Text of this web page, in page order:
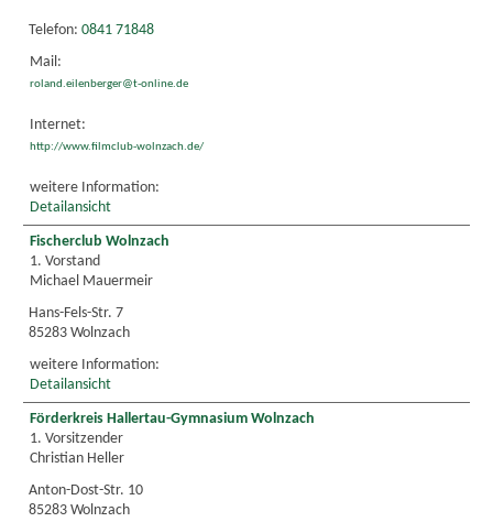
Telefon: 0841 71848
Mail:
roland.eilenberger@t-online.de
Internet:
http://www.filmclub-wolnzach.de/
weitere Information:
Detailansicht
Fischerclub Wolnzach
1. Vorstand
Michael Mauermeir
Hans-Fels-Str. 7
85283 Wolnzach
weitere Information:
Detailansicht
Förderkreis Hallertau-Gymnasium Wolnzach
1. Vorsitzender
Christian Heller
Anton-Dost-Str. 10
85283 Wolnzach